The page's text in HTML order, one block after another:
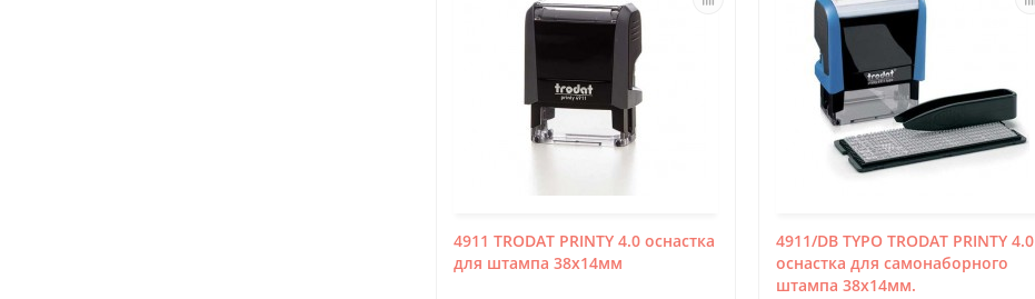
4911 TRODAT PRINTY 4.0 оснастка
для штампа 38х14мм
4911/DB TYPO TRODAT PRINTY 4.0
оснастка для самонаборного
штампа 38х14мм.